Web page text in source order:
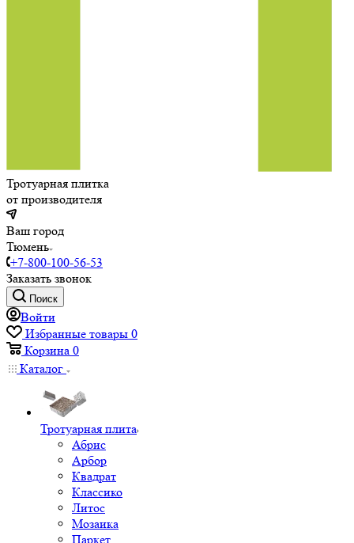
Тротуарная плитка
от производителя
Ваш город
Тюмень
+7-800-100-56-53
Заказать звонок
Поиск
Войти
Избранные товары 0
Корзина 0
Каталог
Тротуарная плита
Абрис
Арбор
Квадрат
Классико
Литос
Мозаика
Паркет